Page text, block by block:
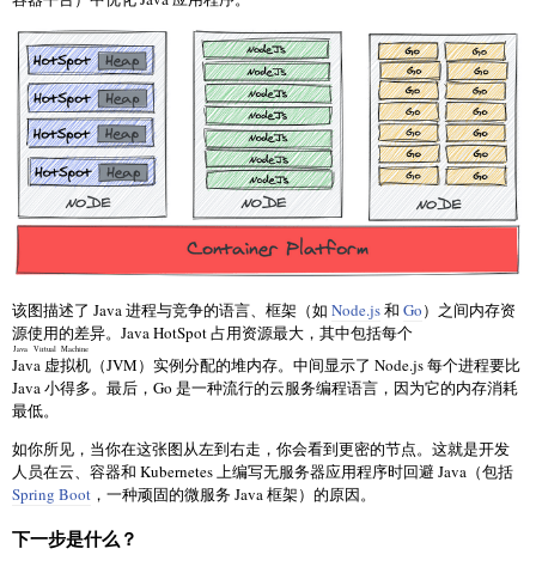
该图描述了 Java 进程与竞争的语言、框架（如 Node.js和 Go）之间内存资
源使用的差异。Java HotSpot 占用资源最大，其中包括每个
Java 虚拟机
Java Virtual Machine
（JVM）实例分配的堆内存。中间显示了 Node.js 每个进程要比
Java 小得多。最后，Go 是一种流行的云服务编程语言，因为它的内存消耗
最低。
如你所见，当你在这张图从左到右走，你会看到更密的节点。这就是开发
人员在云、容器和 Kubernetes 上编写无服务器应用程序时回避 Java（包括
Spring Boot ，一种顽固的微服务 Java 框架）的原因。
下一步是什么？